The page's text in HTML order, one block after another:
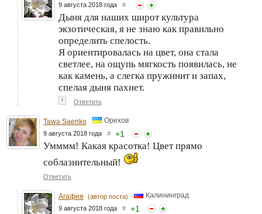
9 августа 2018 года #
Дыня для наших широт культура
экзотическая, я не знаю как правильно
определить спелость.
Я ориентировалась на цвет, она стала
светлее, на ощупь мягкость появилась, не
как камень, а слегка пружинит и запах,
спелая дыня пахнет.
↑ Ответить
Tawa Saenko Орехов
9 августа 2018 года # +1
Умммм! Какая красотка! Цвет прямо
соблазнительный!
Ответить
Агафия (автор поста) Калининград
9 августа 2018 года # +1